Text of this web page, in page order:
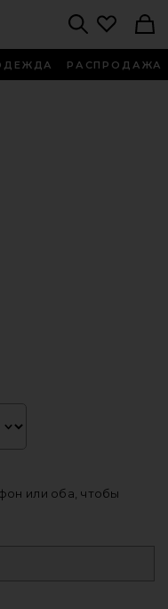
РАСПРОДАЖА
или оба, чтобы